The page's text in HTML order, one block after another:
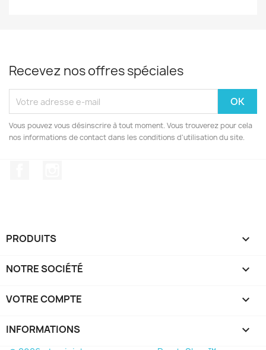
Recevez nos offres spéciales
Vous pouvez vous désinscrire à tout moment. Vous trouverez pour cela
nos informations de contact dans les conditions d'utilisation du site.
PRODUITS 
NOTRE SOCIÉTÉ 
VOTRE COMPTE 
INFORMATIONS keyboard_arrow_down